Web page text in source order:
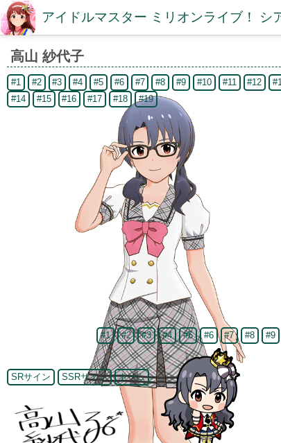
アイドルマスター ミリオンライブ！ シ
高山 紗代子
#1 #2 #3 #4 #5 #6 #7 #8 #9 #10 #11 #12
#14
#15 #16 #17 #18 #19
#1 #2 #3 #4 #5 #6 #7 #8 #9
SRサイン SSRサイン ネーム